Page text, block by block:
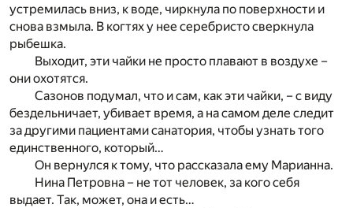
устремилась вниз, к воде, чиркнула по поверхности и
снова взмыла. В когтях у нее серебристо сверкнула
рыбешка.
Выходит, эти чайки не просто плавают в воздухе –
они охотятся.
Сазонов подумал, что и сам, как эти чайки, – с виду
бездельничает, убивает время, а на самом деле следит
за другими пациентами санатория, чтобы узнать того
единственного, который…
Он вернулся к тому, что рассказала ему Марианна.
Нина Петровна – не тот человек, за кого себя
выдает. Так, может, она и есть…